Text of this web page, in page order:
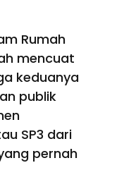
Rumah
mencuat
keduanya
publik
SP3 dari
pernah